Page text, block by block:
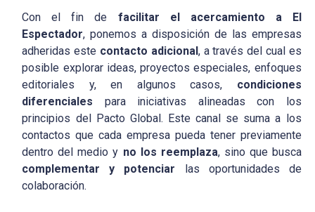
Con el fin de facilitar el acercamiento a El
Espectador, ponemos a disposición de las empresas
adheridas este contacto adicional, a través del cual es
posible explorar ideas, proyectos especiales, enfoques
editoriales y, en algunos casos, condiciones
diferenciales para iniciativas alineadas con los
principios del Pacto Global. Este canal se suma a los
contactos que cada empresa pueda tener previamente
dentro del medio y no los reemplaza, sino que busca
complementar y potenciar las oportunidades de
colaboración.